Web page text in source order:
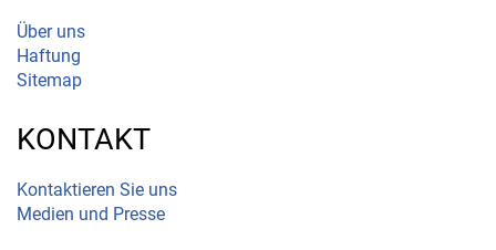
Über uns
Haftung
Sitemap
KONTAKT
Kontaktieren Sie uns
Medien und Presse